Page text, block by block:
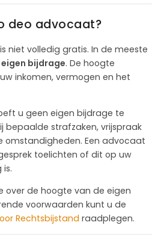
deo advocaat?
niet volledig gratis. In de meeste
eigen bijdrage. De hoogte
inkomen, vermogen en het
u geen eigen bijdrage te
bepaalde strafzaken, vrijspraak
omstandigheden. Een advocaat
toelichten of dit op uw
over de hoogte van de eigen
voorwaarden kunt u de
Rechtsbijstand raadplegen.